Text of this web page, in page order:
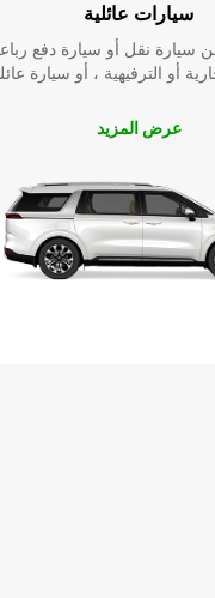
سيارات عائلية
سيارة نقل أو سيارة دفع
أو الترفيهية ، أو سيارة
عرض المزيد